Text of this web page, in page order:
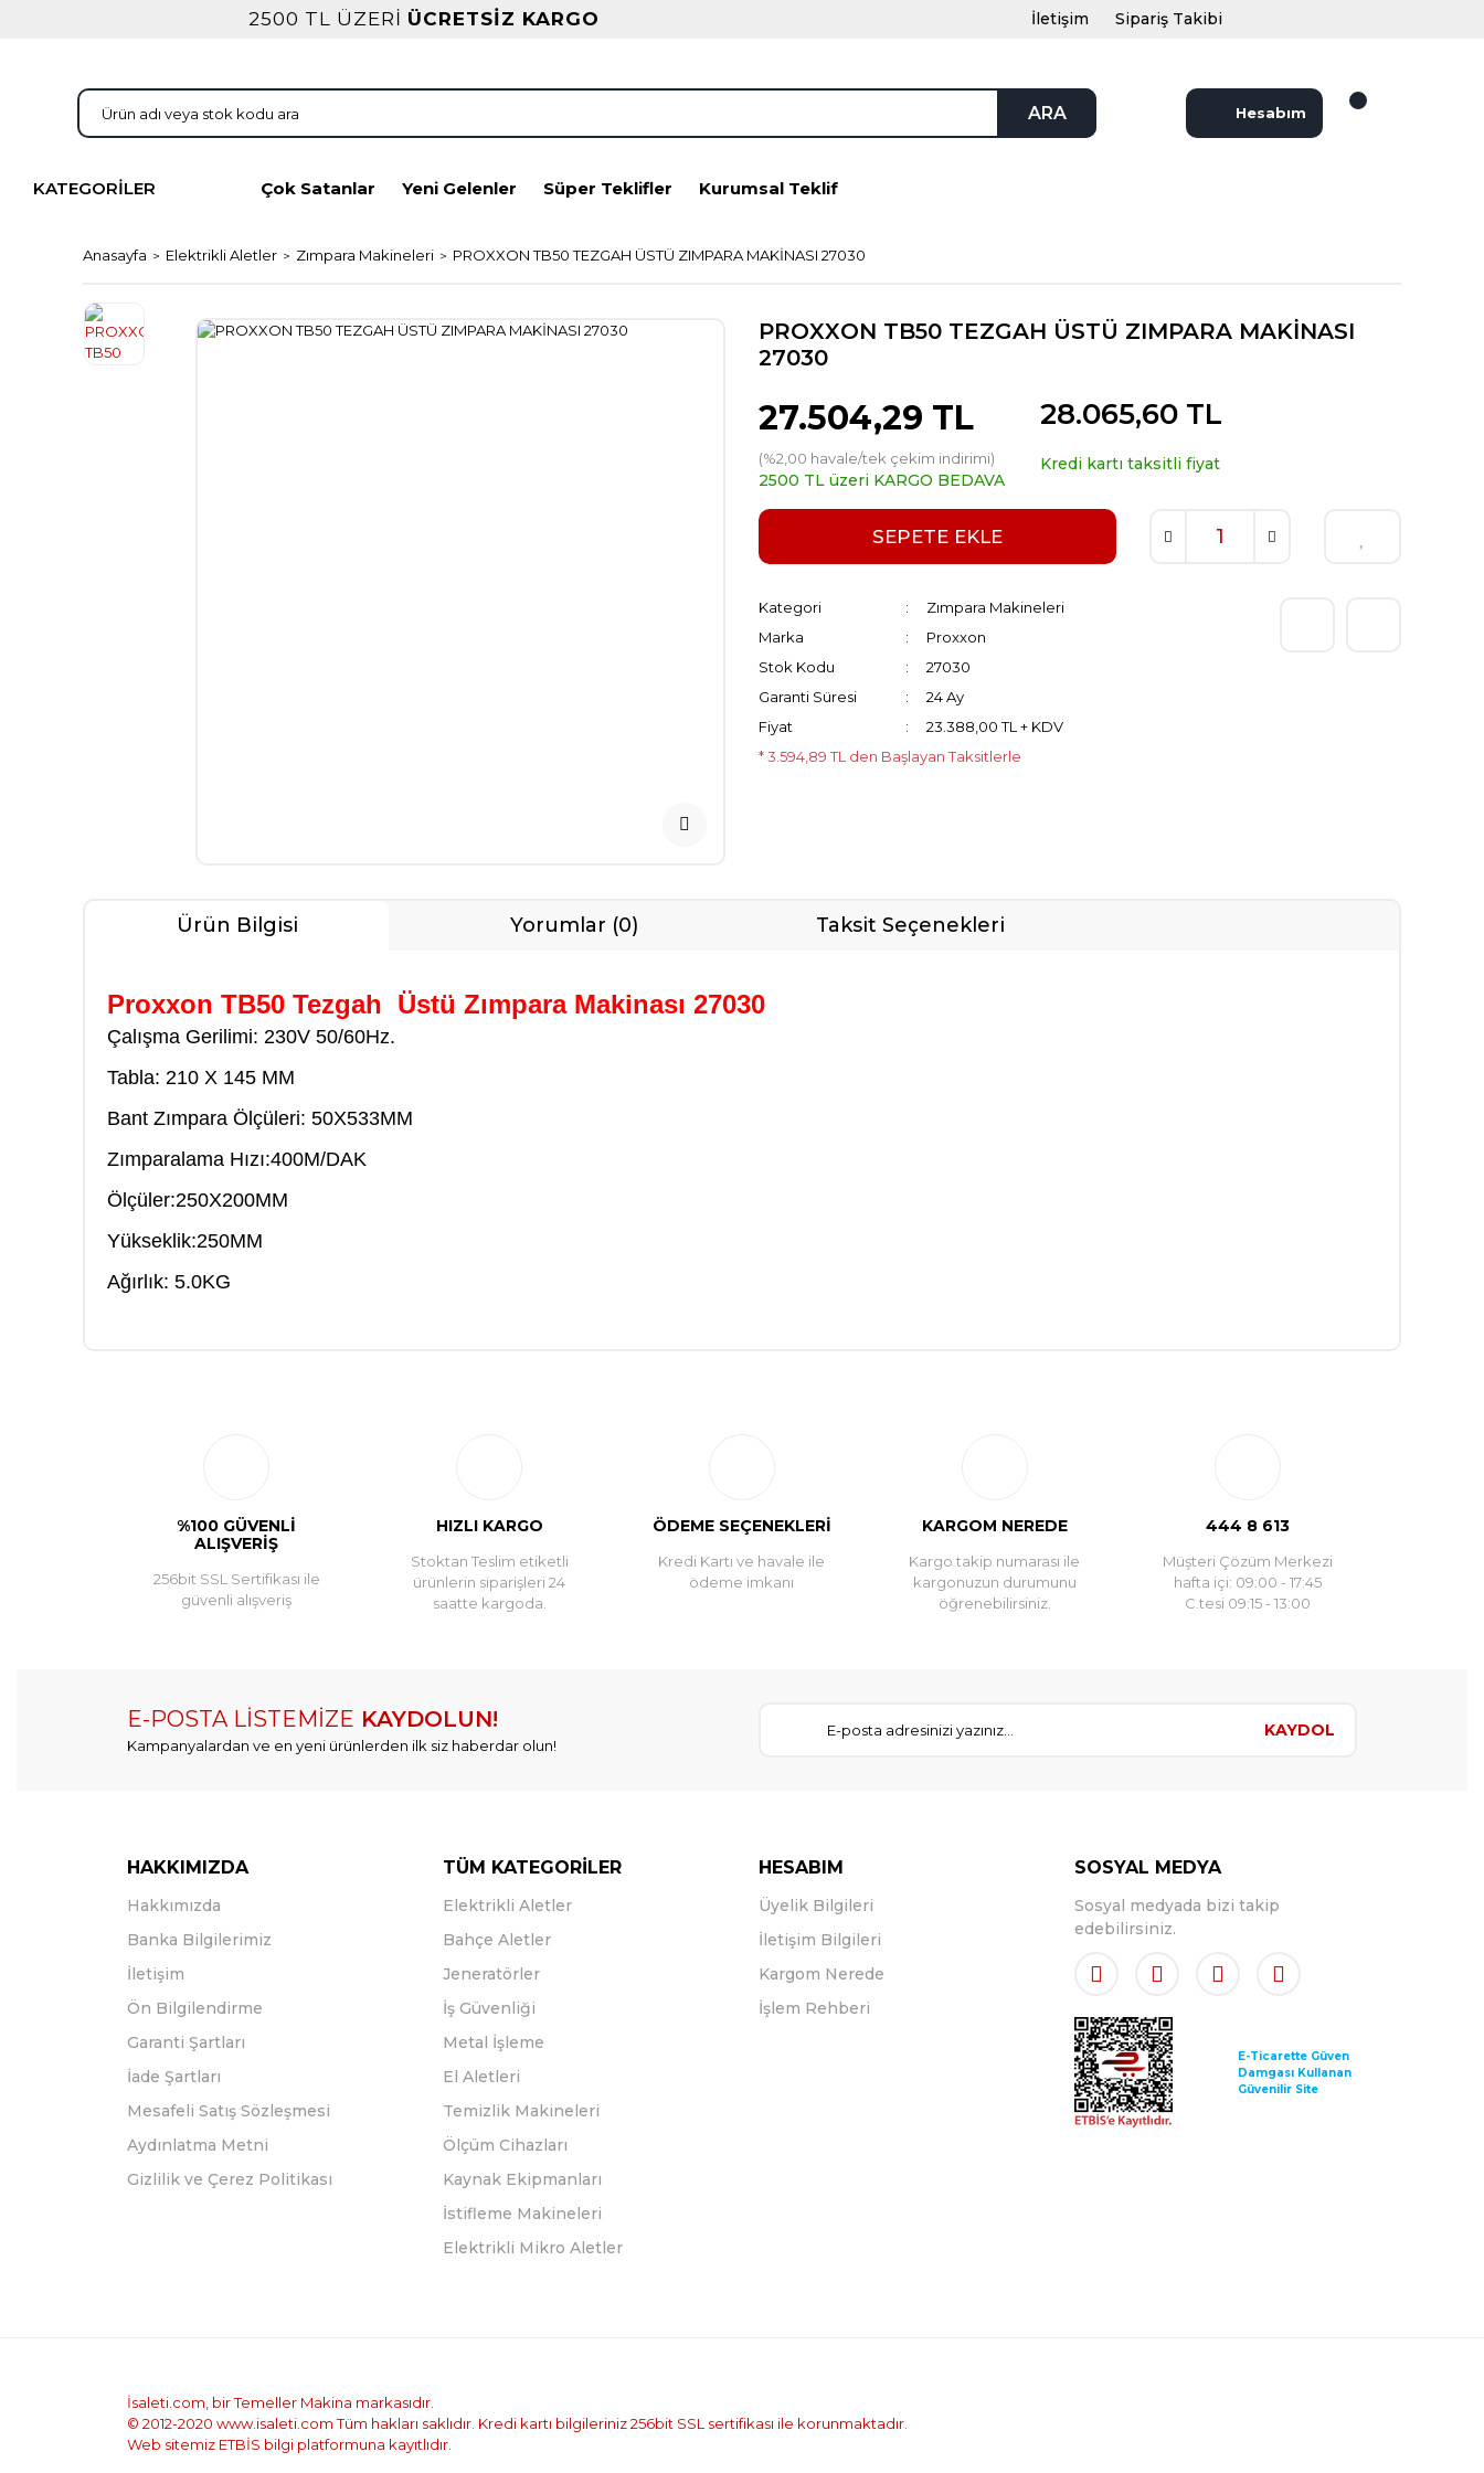
2500 TL ÜZERİ ÜCRETSİZ KARGO İletişim Sipariş Takibi
ARA Hesabım
KATEGORİLER Çok Satanlar Yeni Gelenler Süper Teklifler Kurumsal Teklif
Anasayfa Elektrikli Aletler Zımpara Makineleri PROXXON TB50 TEZGAH ÜSTÜ ZIMPARA MAKİNASI 27030
PROXXON TB50 TEZGAH ÜSTÜ ZIMPARA MAKİNASI
27030
27.504,29 TL
(%2,00 havale/tek çekim indirimi)
2500 TL üzeri KARGO BEDAVA
28.065,60 TL
Kredi kartı taksitli fiyat
SEPETE EKLE
Kategori
Zımpara Makineleri
Marka
Proxxon
Stok Kodu
27030
Garanti Süresi
24 Ay
Fiyat
23.388,00 TL + KDV
* 3.594,89 TL den Başlayan Taksitlerle
Ürün Bilgisi Yorumlar (0) Taksit Seçenekleri
Proxxon TB50 Tezgah Üstü Zımpara Makinası 27030
Çalışma Gerilimi: 230V 50/60Hz.
Tabla: 210 X 145 MM
Bant Zımpara Ölçüleri: 50X533MM
Zımparalama Hızı:400M/DAK
Ölçüler:250X200MM
Yükseklik:250MM
Ağırlık: 5.0KG
%100 GÜVENLİ
ALIŞVERİŞ
256bit SSL Sertifikası ile
güvenli alışveriş
HIZLI KARGO
Stoktan Teslim etiketli
ürünlerin siparişleri 24
saatte kargoda.
ÖDEME SEÇENEKLERİ
Kredi Kartı ve havale ile
ödeme imkanı
KARGOM NEREDE
Kargo takip numarası ile
kargonuzun durumunu
öğrenebilirsiniz.
444 8 613
Müşteri Çözüm Merkezi
hafta içi: 09:00 - 17:45
C.tesi 09:15 - 13:00
E-POSTA LİSTEMİZE KAYDOLUN!
Kampanyalardan ve en yeni ürünlerden ilk siz haberdar olun!
KAYDOL
HAKKIMIZDA
Hakkımızda
Banka Bilgilerimiz
İletişim
Ön Bilgilendirme
Garanti Şartları
İade Şartları
Mesafeli Satış Sözleşmesi
Aydınlatma Metni
Gizlilik ve Çerez Politikası
TÜM KATEGORİLER
Elektrikli Aletler
Bahçe Aletler
Jeneratörler
İş Güvenliği
Metal İşleme
El Aletleri
Temizlik Makineleri
Ölçüm Cihazları
Kaynak Ekipmanları
İstifleme Makineleri
Elektrikli Mikro Aletler
HESABIM
Üyelik Bilgileri
İletişim Bilgileri
Kargom Nerede
İşlem Rehberi
SOSYAL MEDYA
Sosyal medyada bizi takip
edebilirsiniz.
E-Ticarette Güven
Damgası Kullanan
Güvenilir Site
İsaleti.com, bir Temeller Makina markasıdır.
© 2012-2020 www.isaleti.com Tüm hakları saklıdır. Kredi kartı bilgileriniz 256bit SSL sertifikası ile korunmaktadır.
Web sitemiz ETBİS bilgi platformuna kayıtlıdır.